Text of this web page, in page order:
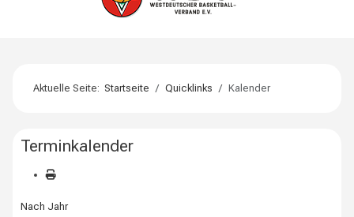
Aktuelle Seite:Startseite Quicklinks Kalender
Terminkalender
Nach Jahr